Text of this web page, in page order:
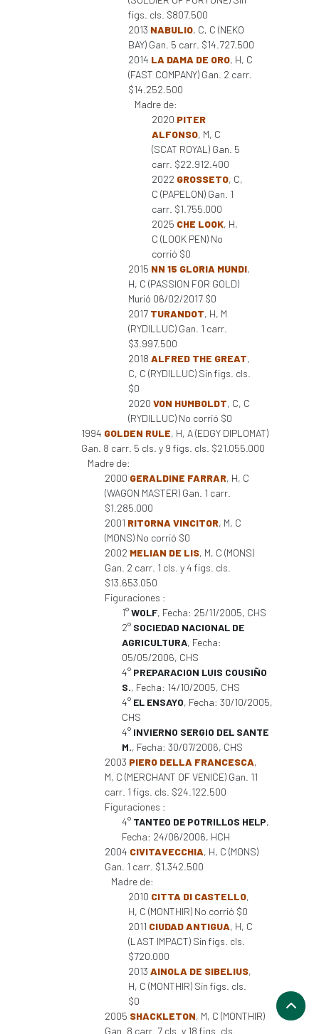
figs. cls. $807.500
2013 NABULIO, C, C (NEKO
BAY) Gan. 5 carr. $14.727.500
2014 LA DAMA DE ORO, H, C
(FAST COMPANY) Gan. 2 carr.
$14.252.500
Madre de:
2020 PITER
ALFONSO, M, C
(SCAT ROYAL) Gan. 5
carr. $22.912.400
2022 GROSSETO, C,
C (PAPELON) Gan. 1
carr. $1.755.000
2025 CHE LOOK, H,
C (LOOK PEN) No
corrió $0
2015 NN 15 GLORIA MUNDI,
H, C (PASSION FOR GOLD)
Murió 06/02/2017 $0
2017 TURANDOT, H, M
(RYDILLUC) Gan. 1 carr.
$3.997.500
2018 ALFRED THE GREAT,
C, C (RYDILLUC) Sin figs. cls.
$0
2020 VON HUMBOLDT, C, C
(RYDILLUC) No corrió $0
1994 GOLDEN RULE, H, A (EDGY DIPLOMAT)
Gan. 8 carr. 5 cls. y 9 figs. cls. $21.055.000
Madre de:
2000 GERALDINE FARRAR, H, C
(WAGON MASTER) Gan. 1 carr.
$1.285.000
2001 RITORNA VINCITOR, M, C
(MONS) No corrió $0
2002 MELIAN DE LIS, M, C (MONS)
Gan. 2 carr. 1 cls. y 4 figs. cls.
$13.653.050
Figuraciones :
1°WOLF, Fecha: 25/11/2005, CHS
2° SOCIEDAD NACIONAL DE
AGRICULTURA, Fecha:
05/05/2006, CHS
4° PREPARACION LUIS COUSIÑO
S., Fecha: 14/10/2005, CHS
4° EL ENSAYO, Fecha: 30/10/2005,
CHS
4° INVIERNO SERGIO DEL SANTE
M., Fecha: 30/07/2006, CHS
2003 PIERO DELLA FRANCESCA,
M, C (MERCHANT OF VENICE) Gan. 11
carr. 1 figs. cls. $24.122.500
Figuraciones :
4° TANTEO DE POTRILLOS HELP,
Fecha: 24/06/2006, HCH
2004 CIVITAVECCHIA, H, C (MONS)
Gan. 1 carr. $1.342.500
Madre de:
2010 CITTA DI CASTELLO,
H, C (MONTHIR) No corrió $0
2011 CIUDAD ANTIGUA, H, C
(LAST IMPACT) Sin figs. cls.
$720.000
2013 AINOLA DE SIBELIUS,
H, C (MONTHIR) Sin figs. cls.
$0
2005 SHACKLETON, M, C (MONTHIR)
Gan. 8 carr. 7 cls. y 18 figs. cls.